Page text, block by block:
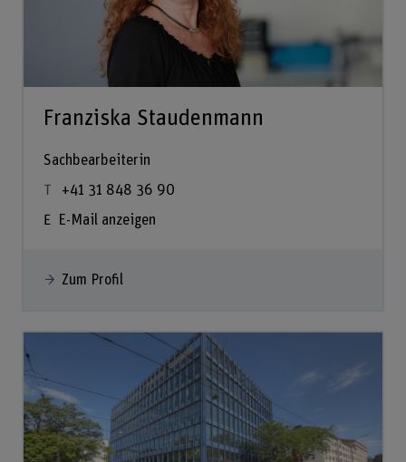
Franziska Staudenmann
Sachbearbeiterin
+41 31 848 36 90
E-Mail anzeigen
Zum Profil